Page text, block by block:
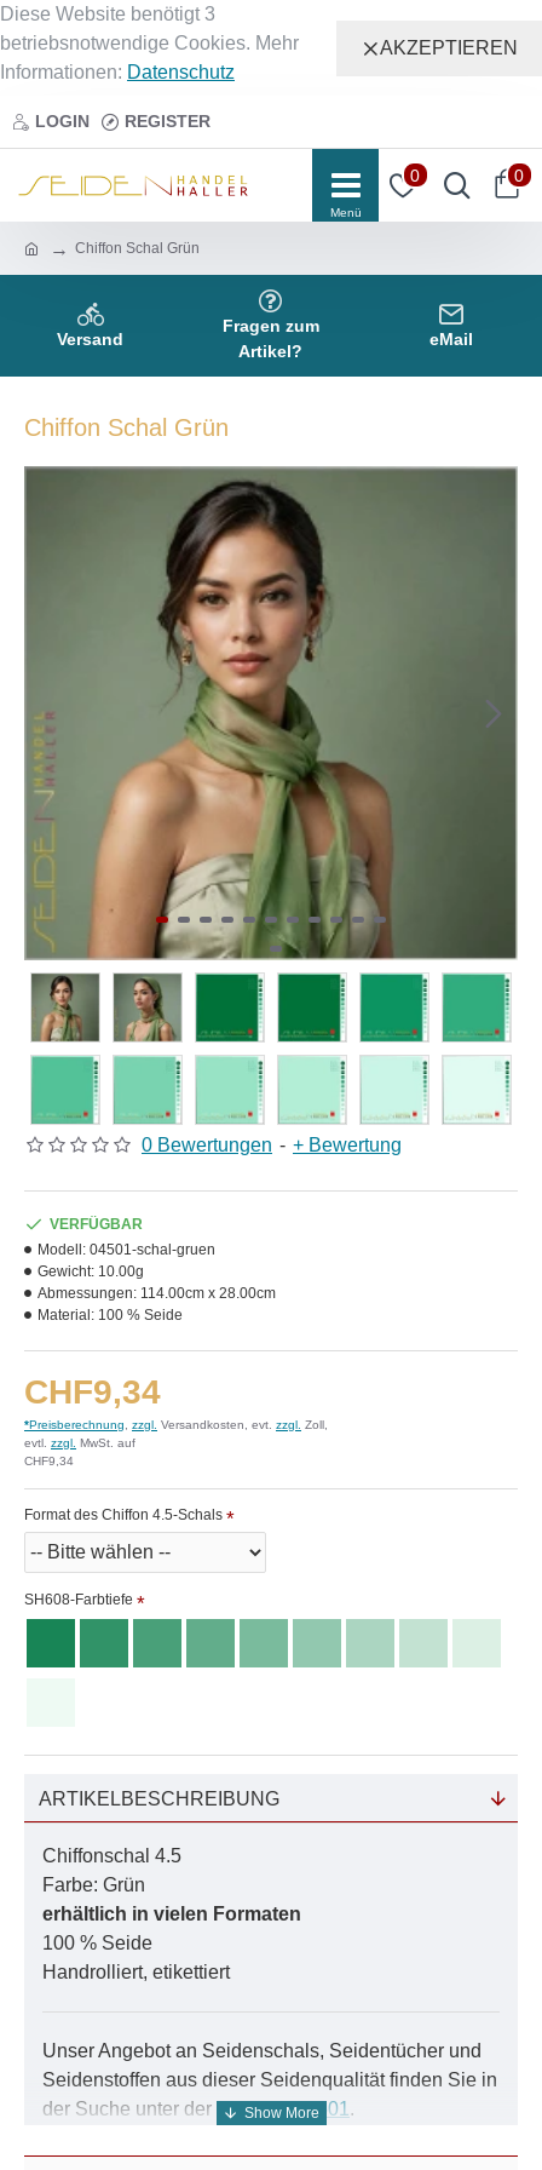
Diese Website benötigt 3
betriebsnotwendige Cookies. Mehr
Informationen: Datenschutz
AKZEPTIEREN
LOGIN REGISTER
0 0
Chiffon Schal Grün
Versand
Fragen zum
Artikel?
eMail
Chiffon Schal Grün
0 Bewertungen - + Bewertung
CHF9,34
*Preisberechnung zzgl. Versandkosten, evt. zzgl. Zoll,
evtl. zzgl. MwSt. auf
CHF9,34
VERFÜGBAR
Modell: 04501-schal-gruen
Gewicht: 10.00g
Abmessungen: 114.00cm x 28.00cm
Material: 100 % Seide
Format des Chiffon 4.5-Schals
SH608-Farbtiefe
ARTIKELBESCHREIBUNG
Chiffonschal 4.5
Farbe: Grün
erhältlich in vielen Formaten
100 % Seide
Handrolliert, etikettiert
Unser Angebot an Seidenschals, Seidentücher und
Seidenstoffen aus dieser Seidenqualität finden Sie in
der Suche unter der Nummer04501 .